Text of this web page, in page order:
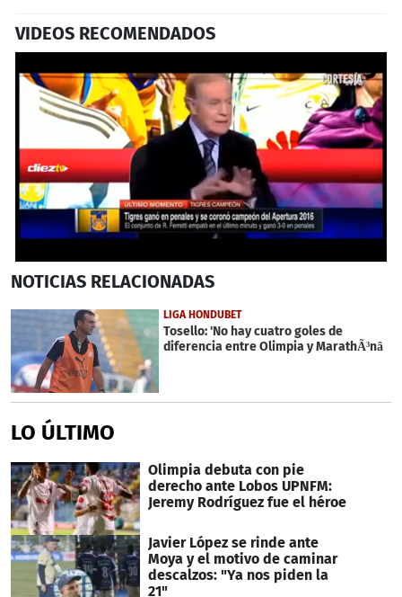
VIDEOS RECOMENDADOS
seconds
23
NOTICIAS RELACIONADAS
LIGA HONDUBET
Tosello: 'No hay cuatro goles de
diferencia entre Olimpia y MarathÃ³nâ
LO ÚLTIMO
Olimpia debuta con pie
derecho ante Lobos UPNFM:
Jeremy Rodríguez fue el héroe
Javier López se rinde ante
Moya y el motivo de caminar
descalzos: "Ya nos piden la
21"